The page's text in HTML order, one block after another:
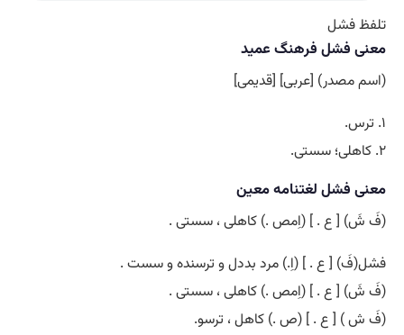
تلفظ فشل
معنی فشل فرهنگ عمید
(اسم مصدر) [عربی] [قدیمی]
۱. ترس.
۲. کاهلی؛ سستی.
معنی فشل لغتنامه معین
(فَ شَ) [ ع . ] (اِمص .) کاهلی ، سستی .
فشل(فَ) [ ع . ] (اِ.) مرد بددل و ترسنده و سست .
(فَ شَ) [ ع . ] (اِمص .) کاهلی ، سستی .
(فَ ش ) [ ع . ] (ص .) کاهل ، ترسو.